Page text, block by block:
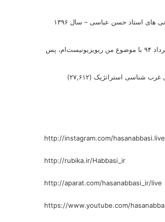
های استاد حسن عباسی – سال ۱۳۹۶
دانلود سخنرانی ۳ خرداد ۹۴ با موضوع من ریویزیونیست‌ام، پس
غرب شناسی استراتژیک (۲۷,۶۱۲)
http://instagram.com/hasanabbasi.live
http://rubika.ir/Habbasi_ir
http://aparat.com/hasanabbasi_ir/live
https://www.youtube.com/